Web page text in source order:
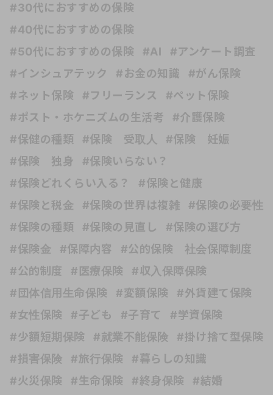
#30代におすすめの保険
#40代におすすめの保険
#50代におすすめの保険
#AI
#アンケート調査
#インシュアテック
#お金の知識
#がん保険
#ネット保険
#フリーランス
#ペット保険
#ポスト・ホケニズムの生活考
#介護保険
#保健の種類
#保険 受取人
#保険 妊娠
#保険 独身
#保険いらない？
#保険どれくらい入る？
#保険と健康
#保険と税金
#保険の世界は複雑
#保険の必要性
#保険の種類
#保険の見直し
#保険の選び方
#保険金
#保障内容
#公的保険 社会保障制度
#公的制度
#医療保険
#収入保障保険
#団体信用生命保険
#変額保険
#外貨建て保険
#女性保険
#子ども #子育て
#学資保険
#少額短期保険
#就業不能保険
#掛け捨て型保険
#損害保険
#旅行保険
#暮らしの知識
#火災保険
#生命保険 #終身保険
#結婚